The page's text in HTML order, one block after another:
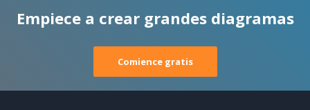
Empiece a crear grandes diagramas
Comience gratis